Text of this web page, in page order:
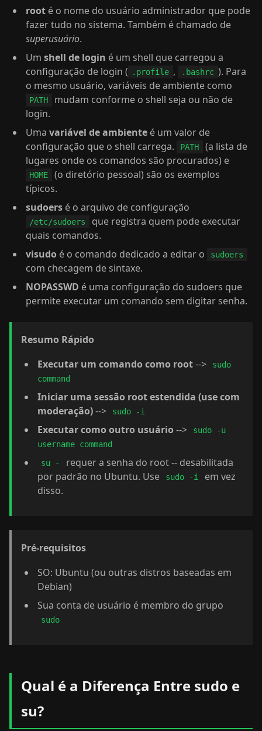
root é o nome do usuário administrador que pode
fazer tudo no sistema. Também é chamado de
superusuário.
Um shell de login é um shell que carregou a
configuração de login (
.profile , .bashrc ). Para
o mesmo usuário, variáveis de ambiente como
PATH
mudam conforme o shell seja ou não de
login.
Uma variável de ambiente é um valor de
configuração que o shell carrega.
PATH
(a lista de
lugares onde os comandos são procurados) e
HOME
(o diretório pessoal) são os exemplos
típicos.
sudoers é o arquivo de configuração
/etc/sudoers
que registra quem pode executar
quais comandos.
visudo é o comando dedicado a editar o sudoers
com checagem de sintaxe.
NOPASSWD é uma configuração do sudoers que
permite executar um comando sem digitar senha.
Resumo Rápido
Executar um comando como root-->
sudo
command
Iniciar uma sessão root estendida (use com
moderação)--> sudo -i
Executar como outro usuário-->
sudo -u
username command
su -
requer a senha do root -- desabilitada
por padrão no Ubuntu. Use
sudo -i
em vez
disso.
Pré-requisitos
SO: Ubuntu (ou outras distros baseadas em
Debian)
Sua conta de usuário é membro do grupo
sudo
Qual é a Diferença Entre sudo e
su?